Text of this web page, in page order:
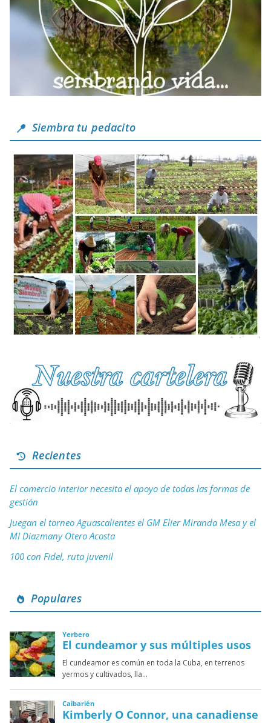
Siembra tu pedacito
Recientes
El comercio interior necesita el apoyo de todas las formas de
gestión
Juegan el torneo Aguascalientes el GM Elier Miranda Mesa y el
MI Diazmany Otero Acosta
100 con Fidel, ruta juvenil
Populares